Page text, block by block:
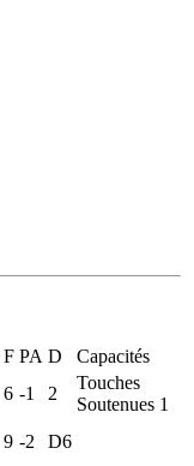
F PA D
Capacités
6 -1 2
Touches
Soutenues 1
9 -2
D6